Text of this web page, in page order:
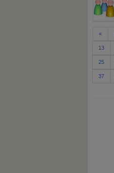
«
13
25
37